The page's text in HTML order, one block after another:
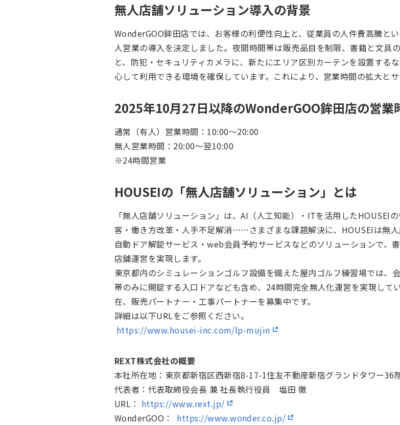
無人店舗ソリューション導入の背景
WonderGOO鉾田店では、お客様の利便性向上と、従業員の人件費高騰と
人営業の導入を決定しました。夜間時間帯は販売品目を制限、書籍と文具
と、防犯・セキュリティカメラに、新たにエリア区別カーテンを設置する
心して利用できる環境を確保しています。これにより、営業時間の拡大と
2025年10月27日以降のWonderGOO鉾田店の営業
通常（有人）営業時間：10:00～20:00
無人営業時間：20:00～翌10:00
※24時間営業
HOUSEIの「無人店舗ソリューション」とは
「無人店舗ソリューション」は、AI（人工知能）・ITを活用したHOUSEI
客・働き方改革・人手不足解消……さまざまな課題解決に、HOUSEIは無
自動ドア解錠サービス・web会員予約サービスなどのソリューションで、
店舗運営を実現します。
東京都内のシミュレーションゴルフ設備を備えた屋内ゴルフ練習場では、
帯のみに開錠する入口ドアなども含め、24時間完全無人化運営を実現して
在、販売パートナー・工事パートナーを募集中です。
詳細は以下URLをご参照ください。
https://www.housei-inc.com/lp-mujin
REXT株式会社の概要
本社所在地：東京都新宿区西新宿8-17-1住友不動産新宿グランドタワー36
代表者：代表取締役会長 兼 社長執行役員 塩田 徹
URL： https://www.rext.jp/
WonderGOO：
https://www.wonder.co.jp/